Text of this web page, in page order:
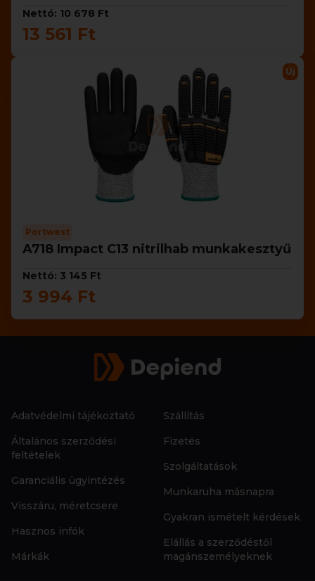
Nettó: 10 678 Ft
13 561 Ft
Új
Portwest
A718 Impact C13 nitrilhab munkakesztyű
Nettó: 3 145 Ft
3 994 Ft
Adatvédelmi tájékoztató
Általános szerződési
feltételek
Garanciális ügyintézés
Visszáru, méretcsere
Hasznos infók
Márkák
Szállítás
Fizetés
Szolgáltatások
Munkaruha másnapra
Gyakran ismételt kérdések
Elállás a szerződéstől
magánszemélyeknek